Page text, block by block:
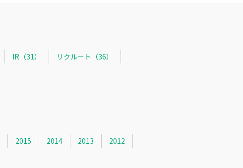
IR（31） リクルート（36）
2015 2014 2013 2012